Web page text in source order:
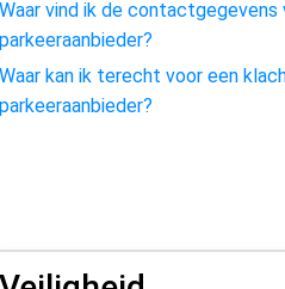
Waar vind ik de contactgegevens
parkeeraanbieder?
Waar kan ik terecht voor een
parkeeraanbieder?